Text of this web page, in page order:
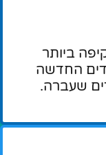
ביותר
החדשה
שעברה.